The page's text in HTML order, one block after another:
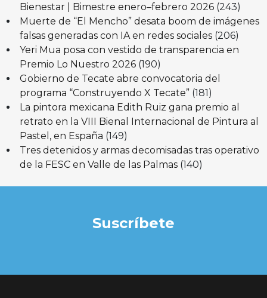
Bienestar | Bimestre enero–febrero 2026 (243)
Muerte de “El Mencho” desata boom de imágenes
falsas generadas con IA en redes sociales (206)
Yeri Mua posa con vestido de transparencia en
Premio Lo Nuestro 2026 (190)
Gobierno de Tecate abre convocatoria del
programa “Construyendo X Tecate” (181)
La pintora mexicana Edith Ruiz gana premio al
retrato en la VIII Bienal Internacional de Pintura al
Pastel, en España (149)
Tres detenidos y armas decomisadas tras operativo
de la FESC en Valle de las Palmas (140)
Suscríbete